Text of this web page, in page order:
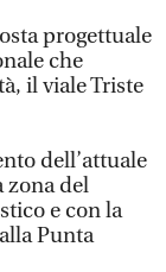
progettuale
che
il viale Triste
dell’attuale
zona del
e con la
Punta